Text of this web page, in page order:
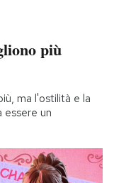
più
ma l'ostilità e la
essere un